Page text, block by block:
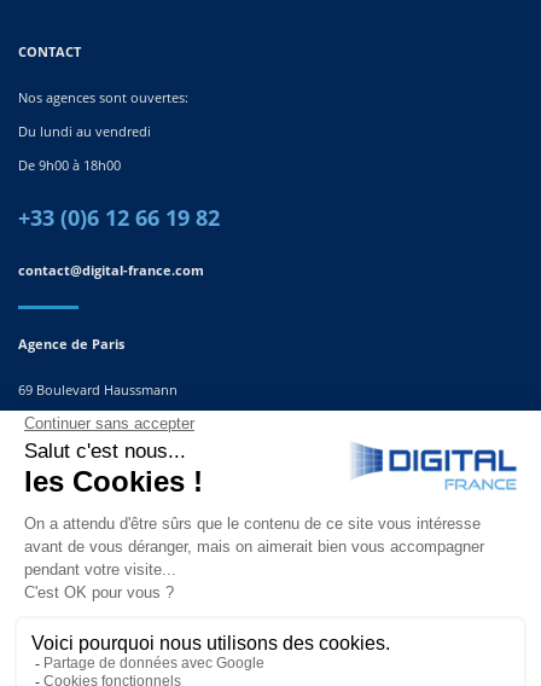
CONTACT
Nos agences sont ouvertes:
Du lundi au vendredi
De 9h00 à 18h00
+33 (0)6 12 66 19 82
contact@digital-france.com
Agence de Paris
69 Boulevard Haussmann
75008, Paris
France
Agence du Sud-Est
291 Rue Albert Caquot
06560 Valbonne